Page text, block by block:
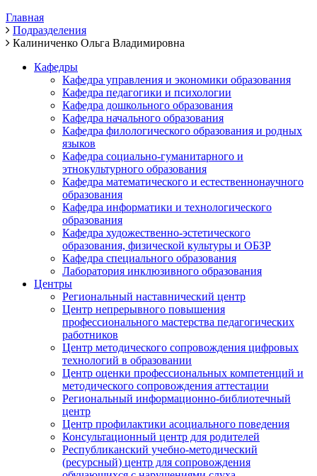
Главная
Подразделения
Калиниченко Ольга Владимировна
Кафедры
Кафедра управления и экономики образования
Кафедра педагогики и психологии
Кафедра дошкольного образования
Кафедра начального образования
Кафедра филологического образования и родных
языков
Кафедра социально-гуманитарного и
этнокультурного образования
Кафедра математического и естественнонаучного
образования
Кафедра информатики и технологического
образования
Кафедра художественно-эстетического
образования, физической культуры и ОБЗР
Кафедра специального образования
Лаборатория инклюзивного образования
Центры
Региональный наставнический центр
Центр непрерывного повышения
профессионального мастерства педагогических
работников
Центр методического сопровождения цифровых
технологий в образовании
Центр оценки профессиональных компетенций и
методического сопровождения аттестации
Региональный информационно-библиотечный
центр
Центр профилактики асоциального поведения
Консультационный центр для родителей
Республиканский учебно-методический
(ресурсный) центр для сопровождения